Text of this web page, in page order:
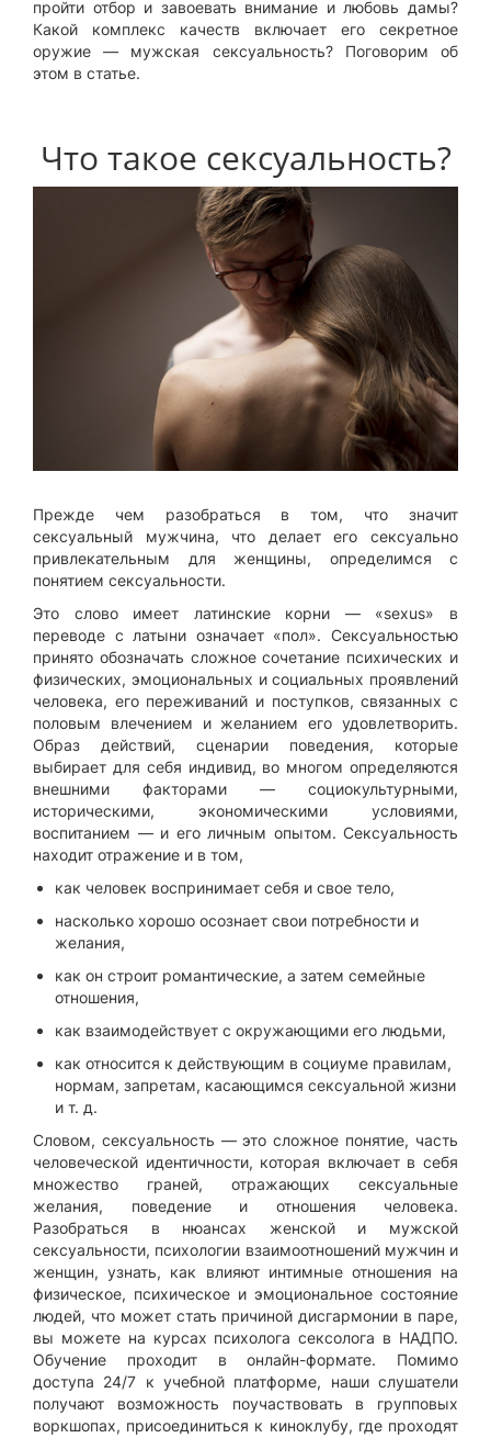
пройти отбор и завоевать внимание и любовь дамы?
Какой комплекс качеств включает его секретное
оружие — мужская сексуальность? Поговорим об
этом в статье.
Что такое сексуальность?
Прежде чем разобраться в том, что значит
сексуальный мужчина, что делает его сексуально
привлекательным для женщины, определимся с
понятием сексуальности.
Это слово имеет латинские корни — «sexus» в
переводе с латыни означает «пол». Сексуальностью
принято обозначать сложное сочетание психических и
физических, эмоциональных и социальных проявлений
человека, его переживаний и поступков, связанных с
половым влечением и желанием его удовлетворить.
Образ действий, сценарии поведения, которые
выбирает для себя индивид, во многом определяются
внешними факторами — социокультурными,
историческими, экономическими условиями,
воспитанием — и его личным опытом. Сексуальность
находит отражение и в том,
как человек воспринимает себя и свое тело,
насколько хорошо осознает свои потребности и
желания,
как он строит романтические, а затем семейные
отношения,
как взаимодействует с окружающими его людьми,
как относится к действующим в социуме правилам,
нормам, запретам, касающимся сексуальной жизни
и т. д.
Словом, сексуальность — это сложное понятие, часть
человеческой идентичности, которая включает в себя
множество граней, отражающих сексуальные
желания, поведение и отношения человека.
Разобраться в нюансах женской и мужской
сексуальности, психологии взаимоотношений мужчин и
женщин, узнать, как влияют интимные отношения на
физическое, психическое и эмоциональное состояние
людей, что может стать причиной дисгармонии в паре,
вы можете на курсах психолога сексолога в НАДПО.
Обучение проходит в онлайн-формате. Помимо
доступа 24/7 к учебной платформе, наши слушатели
получают возможность поучаствовать в групповых
воркшопах, присоединиться к киноклубу, где проходят